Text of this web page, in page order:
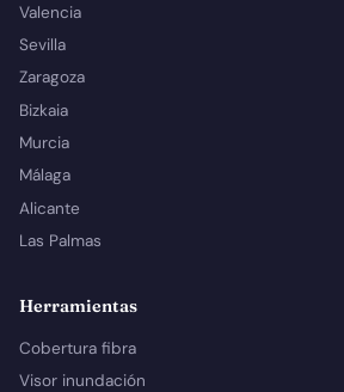
Valencia
Sevilla
Zaragoza
Bizkaia
Murcia
Málaga
Alicante
Las Palmas
Herramientas
Cobertura fibra
Visor inundación